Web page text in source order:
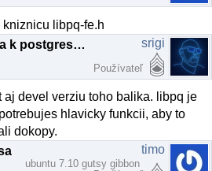
libpq-fe.h
Re: pripojenie sa k postgresql cez C-ecko
srigi
Používateľ
aj devel verziu toho balika. libpq je
hlavicky funkcii, aby to
dokopy.
timo
ubuntu 7.10 gutsy gibbon